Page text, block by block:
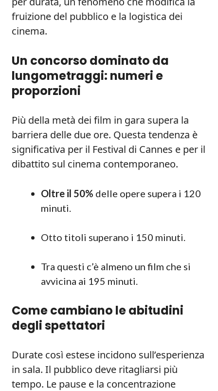
fruizione del pubblico e la logistica dei
cinema.
Un concorso dominato da
lungometraggi: numeri e
proporzioni
Più della metà dei film in gara supera la
barriera delle due ore. Questa tendenza è
significativa per il Festival di Cannes e per il
dibattito sul cinema contemporaneo.
Oltre il 50% delle opere supera i 120
minuti.
Otto titoli superano i 150 minuti.
Tra questi c’è almeno un film che si
avvicina ai 195 minuti.
Come cambiano le abitudini
degli spettatori
Durate così estese incidono sull’esperienza
in sala. Il pubblico deve ritagliarsi più
tempo. Le pause e la concentrazione